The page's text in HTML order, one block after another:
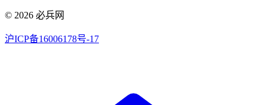
© 2026 必兵网
沪ICP备16006178号-17